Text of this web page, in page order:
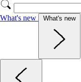
What's new What's new